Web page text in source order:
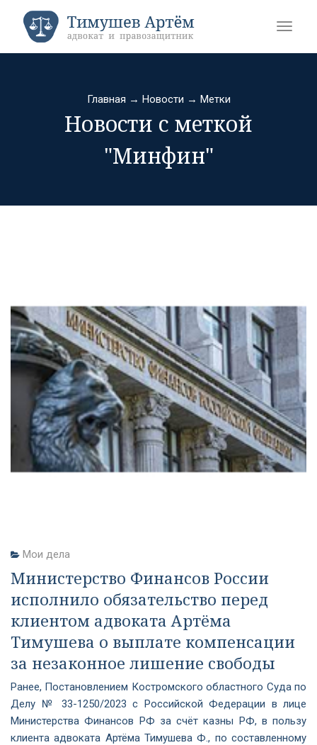
Главная → Новости → Метки
Новости с меткой
"Минфин"
Мои дела
Министерство Финансов России
исполнило обязательство перед
клиентом адвоката Артёма
Тимушева о выплате компенсации
за незаконное лишение свободы
Ранее, Постановлением Костромского областного Суда по
Делу № 33-1250/2023 с Российской Федерации в лице
Министерства Финансов РФ за счёт казны РФ, в пользу
клиента адвоката Артёма Тимушева Ф., по составленному